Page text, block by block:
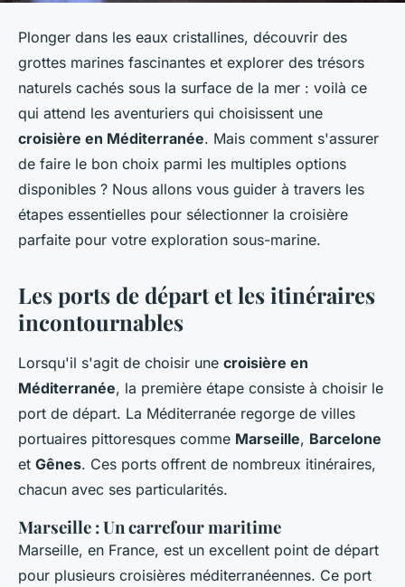
Plonger dans les eaux cristallines, découvrir des
grottes marines fascinantes et explorer des trésors
naturels cachés sous la surface de la mer : voilà ce
qui attend les aventuriers qui choisissent une
croisière en Méditerranée. Mais comment s'assurer
de faire le bon choix parmi les multiples options
disponibles ? Nous allons vous guider à travers les
étapes essentielles pour sélectionner la croisière
parfaite pour votre exploration sous-marine.
Les ports de départ et les itinéraires
incontournables
Lorsqu'il s'agit de choisir une croisière en
Méditerranée, la première étape consiste à choisir le
port de départ. La Méditerranée regorge de villes
portuaires pittoresques comme Marseille, Barcelone
et Gênes. Ces ports offrent de nombreux itinéraires,
chacun avec ses particularités.
Marseille : Un carrefour maritime
Marseille, en France, est un excellent point de départ
pour plusieurs croisières méditerranéennes. Ce port